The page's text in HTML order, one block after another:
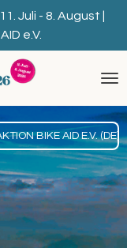
Juli - 8. August |
e.V.
BIKE AID E.V. (DE)